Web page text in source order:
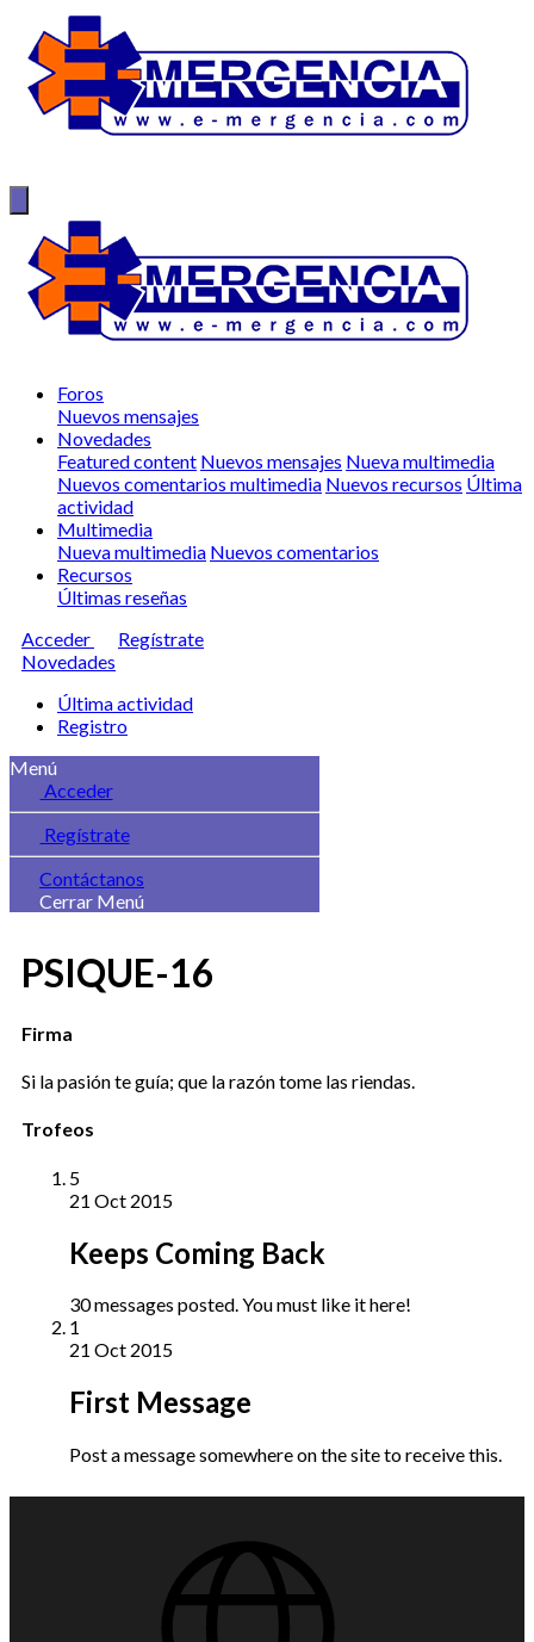
Foros
Nuevos mensajes
Novedades
Featured content Nuevos mensajes Nueva multimedia
Nuevos comentarios multimedia Nuevos recursos Última
actividad
Multimedia
Nueva multimedia Nuevos comentarios
Recursos
Últimas reseñas
Acceder
Regístrate
Novedades
Última actividad
Registro
Menú
Acceder
Regístrate
Contáctanos
Cerrar Menú
PSIQUE-16
Firma
Si la pasión te guía; que la razón tome las riendas.
Trofeos
5
21 Oct 2015
Keeps Coming Back
30 messages posted. You must like it here!
1
21 Oct 2015
First Message
Post a message somewhere on the site to receive this.